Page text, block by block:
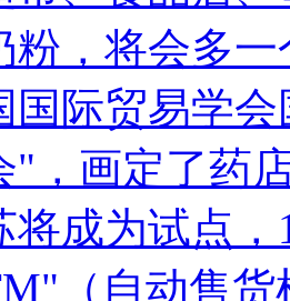
粉，将会多
国际贸易学
"，画定了药
将成为试点
（自动售